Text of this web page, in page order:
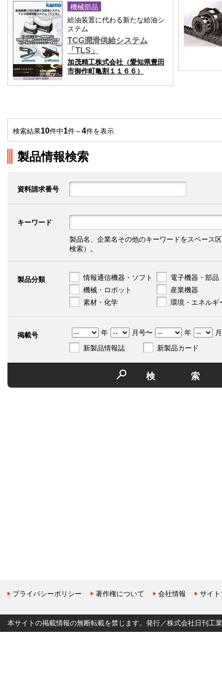
機械部品
給油装置に代わる新たな給油シ
ステム
TCG潤滑供給システム
「TLS」
加茂精工株式会社（愛知県豊田
市御作町亀割１１６６）
検索結果10件中1件～4件を表示
製品情報検索
資料請求番号
キーワード
製品名、企業名その他のキーワードをスペース
検索）。
製品分類 情報通信機器・ソフト
電子機器・部品
機械・ロボット
産業機器
素材・化学
環境・エネルギ
掲載号 年 月号〜 年
新製品情報誌
新製品カード
検
プライバシーポリシー 著作権について 会社情報 サイ
本サイトの掲載情報の無断転載を禁じます。発行／株式会社日刊